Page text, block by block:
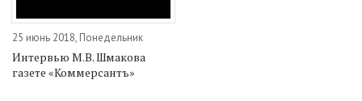
25 июнь 2018, Понедельник
Интервью М.В. Шмакова
газете «Коммерсантъ»